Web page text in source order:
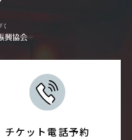
チケット電話予約